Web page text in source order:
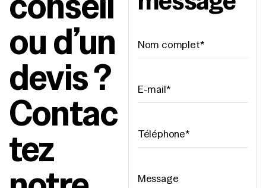
ou d’un
devis ?
Contac
tez